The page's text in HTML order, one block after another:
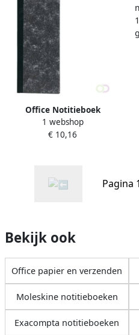
Office Notitieboek
135x330mm lijn 192blz 70gr
grijs gewolkt
1 webshop
€ 10,16
Pagina
Bekijk ook
Office papier en verzenden
Moleskine notitieboeken
Exacompta notitieboeken